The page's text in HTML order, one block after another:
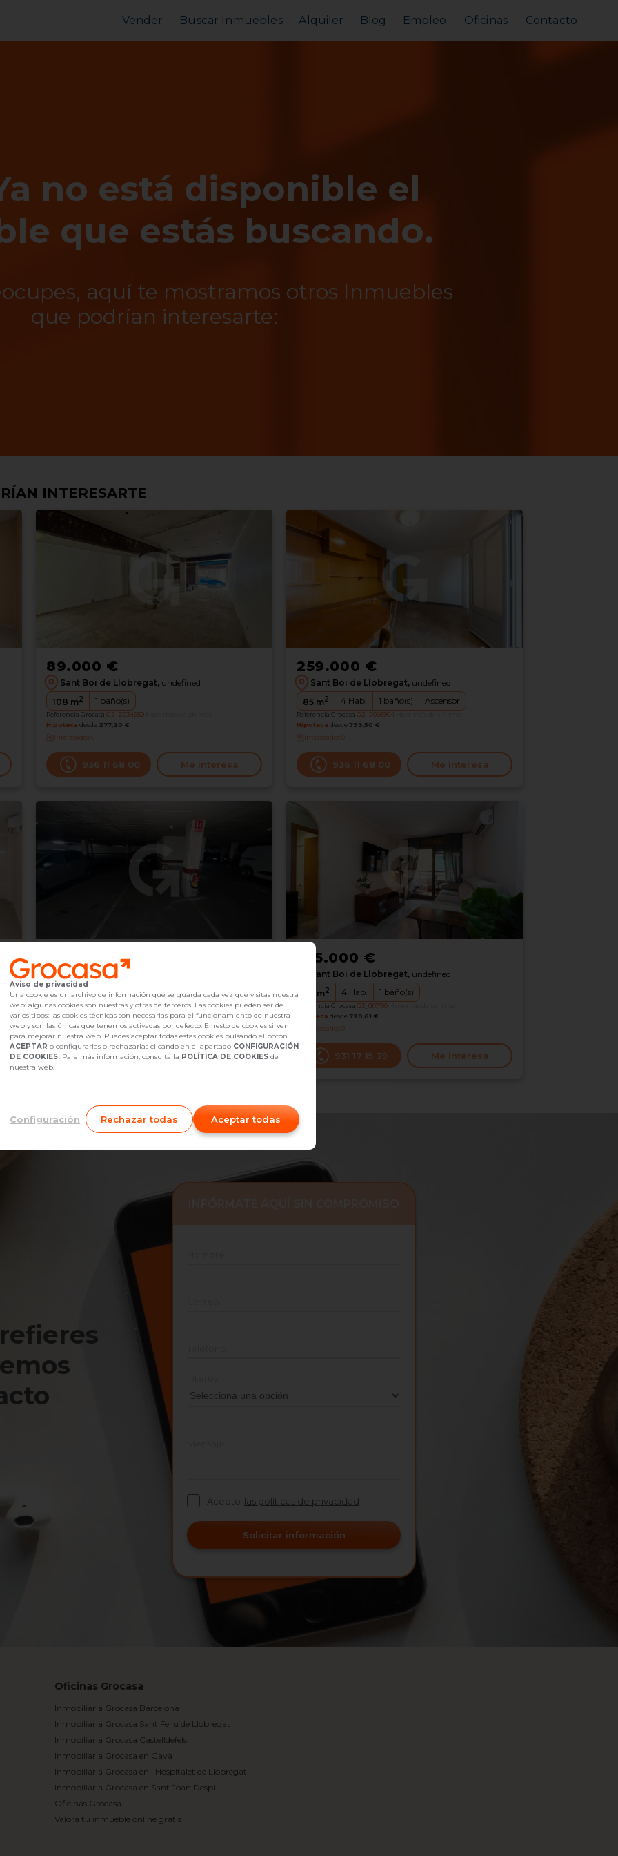
Vender Buscar Inmuebles Alquiler Blog Empleo Oficinas Contacto
no está disponible el
que estás buscando.
aquí te mostramos otros Inmuebles
que podrían interesarte:
INTERESARTE
89.000 €
Sant Boi de Llobregat, undefined
108 m2 1 baño(s)
Referencia Grocasa G2_2034950
Hipoteca desde 277,20 €
Interesados0
936 11 68 00 Me interesa
259.000 €
Sant Boi de Llobregat, undefined
85m2 4 Hab. 1 baño(s) Ascensor
Referencia Grocasa G2_2066904
Hipoteca desde 793,50 €
Interesados0
936 11 68 00 Me interesa
Sant Boi de Llobregat,
11 m Ascensor
Referencia GrocasaG1_2068895hace 2 semanas
Hipotecadesde44,87 €
Interesados0
931 92 81 95 Me interesa
235.000 €
Sant Boi de Llobregat, undefined
m2 4 Hab. 1 baño(s)
Referencia Grocasa G3_019790
Hipoteca desde 720,61 €
Interesados0
931 17 15 39 Me interesa
Acepto las políticas de privacidad
Solicitar información
Oficinas Grocasa
Inmobiliaria Grocasa Barcelona
Inmobiliaria Grocasa Sant Feliu de Llobregat
Inmobiliaria Grocasa Castelldefels
Inmobiliaria Grocasa en Gavà
Inmobiliaria Grocasa en l'Hospitalet de Llobregat
Inmobiliaria Grocasa en Sant Joan Despí
Oficinas Grocasa
Valora tu inmueble online gratis
Aviso de privacidad
Una cookie es un archivo de información que se guarda cada vez que visitas nuestra
web: algunas cookies son nuestras y otras de terceros. Las cookies pueden ser de
varios tipos: las cookies técnicas son necesarias para el funcionamiento de nuestra
web y son las únicas que tenemos activadas por defecto. El resto de cookies sirven
para mejorar nuestra web. Puedes aceptar todas estas cookies pulsando el botón
ACEPTAR o configurarlas o rechazarlas clicando en el apartado CONFIGURACIÓN
DE COOKIES. Para más información, consulta la POLÍTICA DE COOKIES de
nuestra web.
Configuración Rechazar todas Aceptar todas